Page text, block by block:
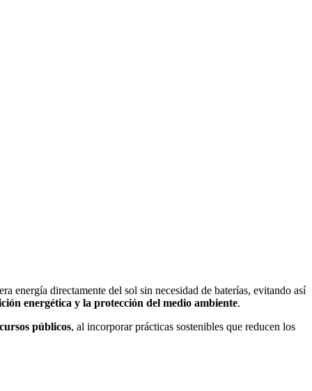
energía directamente del sol sin necesidad de baterías, evitando así
energética y la protección del medio ambiente.
públicos, al incorporar prácticas sostenibles que reducen los